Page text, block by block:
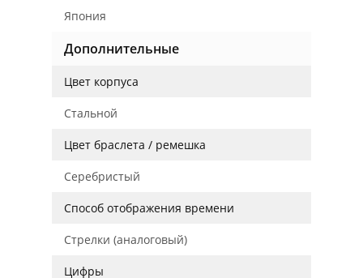
Япония
Дополнительные
Цвет корпуса
Стальной
Цвет браслета / ремешка
Серебристый
Способ отображения времени
Стрелки (аналоговый)
Цифры